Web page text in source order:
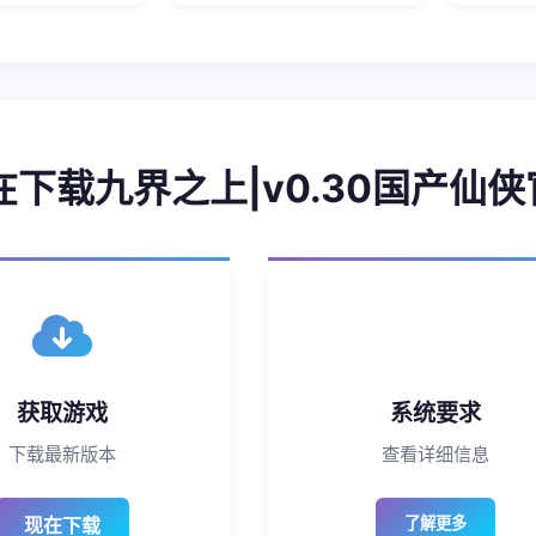
下载九界之上|v0.30国产仙侠
获取游戏
下载最新版本
现在下载
系统要求
查看详细信息
了解更多